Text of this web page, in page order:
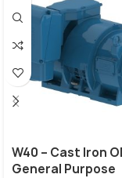
W40 – Cast Iron
General Purpose